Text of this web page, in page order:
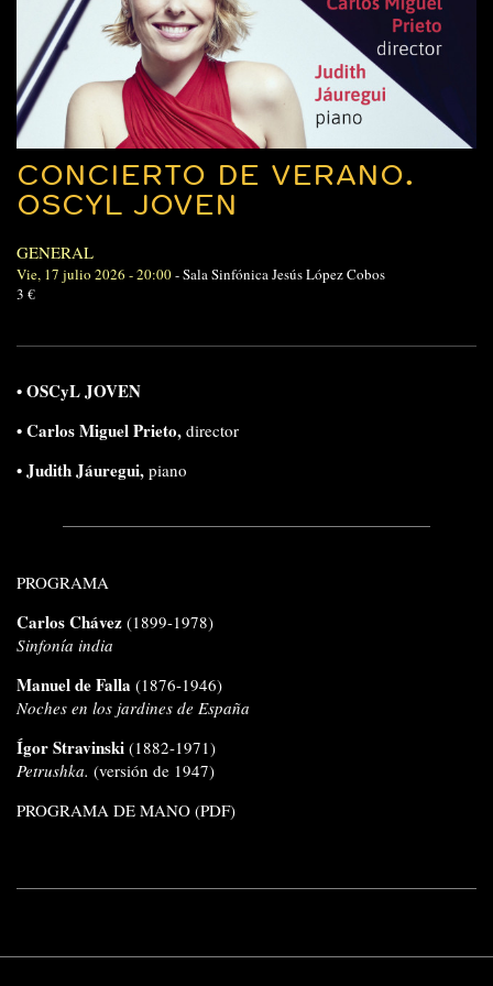
CONCIERTO DE VERANO.
OSCYL JOVEN
GENERAL
Vie, 17 julio 2026 - 20:00-Sala Sinfónica Jesús López Cobos
3 €
• OSCyL JOVEN
• Carlos Miguel Prieto, director
• Judith Jáuregui, piano
PROGRAMA
Carlos Chávez (1899-1978)
Sinfonía india
Manuel de Falla (1876-1946)
Noches en los jardines de España
Ígor Stravinski (1882-1971)
Petrushka. (versión de 1947)
PROGRAMA DE MANO (PDF)